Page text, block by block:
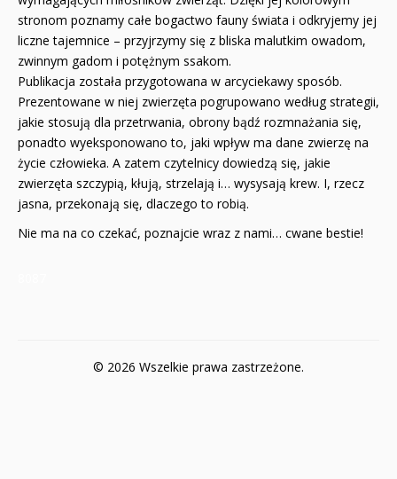
stronom poznamy całe bogactwo fauny świata i odkryjemy jej
liczne tajemnice – przyjrzymy się z bliska malutkim owadom,
zwinnym gadom i potężnym ssakom.
Publikacja została przygotowana w arcyciekawy sposób.
Prezentowane w niej zwierzęta pogrupowano według strategii,
jakie stosują dla przetrwania, obrony bądź rozmnażania się,
ponadto wyeksponowano to, jaki wpływ ma dane zwierzę na
życie człowieka. A zatem czytelnicy dowiedzą się, jakie
zwierzęta szczypią, kłują, strzelają i… wysysają krew. I, rzecz
jasna, przekonają się, dlaczego to robią.
Nie ma na co czekać, poznajcie wraz z nami… cwane bestie!
© 2026 Wszelkie prawa zastrzeżone.